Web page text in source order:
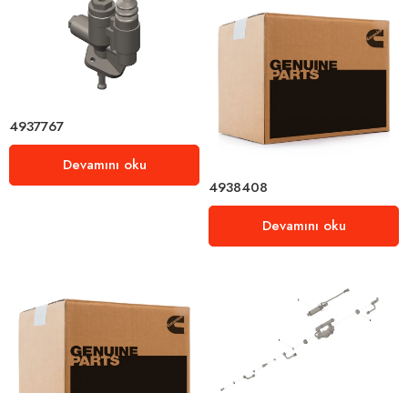
4937767
Devamını oku
4938408
Devamını oku